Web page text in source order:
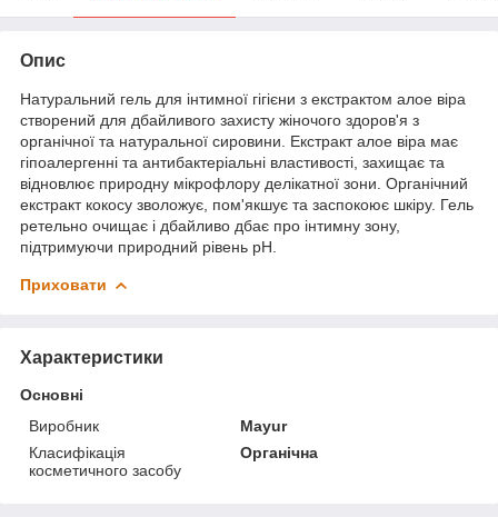
Опис
Натуральний гель для інтимної гігієни з екстрактом алое віра
створений для дбайливого захисту жіночого здоров'я з
органічної та натуральної сировини. Екстракт алое віра має
гіпоалергенні та антибактеріальні властивості, захищає та
відновлює природну мікрофлору делікатної зони. Органічний
екстракт кокосу зволожує, пом'якшує та заспокоює шкіру. Гель
ретельно очищає і дбайливо дбає про інтимну зону,
підтримуючи природний рівень рН.
Приховати
Характеристики
Основні
Виробник
Mayur
Класифікація
косметичного засобу
Органічна